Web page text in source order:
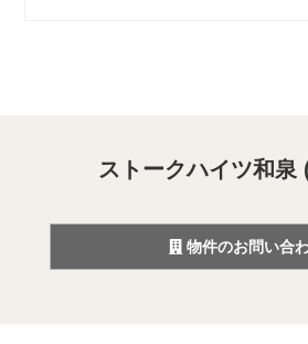
ストークハイツ和泉
物件のお問い合